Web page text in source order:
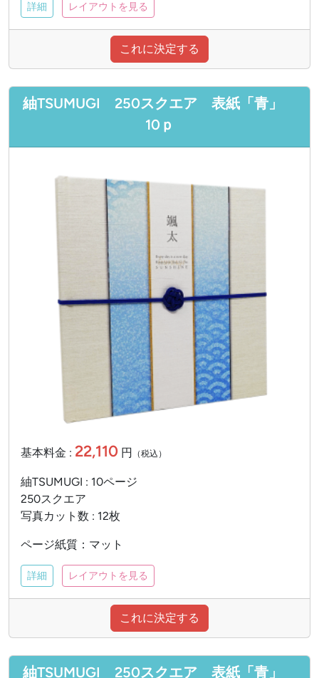
詳細 レイアウトを見る
これに決定する
紬TSUMUGI 250スクエア 表紙「青」
10ｐ
基本料金 : 22,110 円 （税込）
紬TSUMUGI : 10ページ
250スクエア
写真カット数 : 12枚
ページ紙質：マット
詳細 レイアウトを見る
これに決定する
紬TSUMUGI 250スクエア 表紙「青」